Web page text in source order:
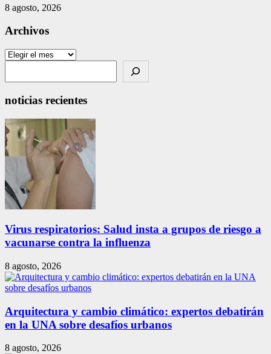
8 agosto, 2026
Archivos
Archivos
noticias recientes
Virus respiratorios: Salud insta a grupos de riesgo a
vacunarse contra la influenza
8 agosto, 2026
Arquitectura y cambio climático: expertos debatirán
en la UNA sobre desafíos urbanos
8 agosto, 2026